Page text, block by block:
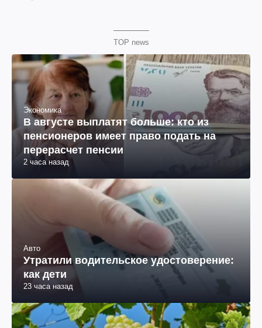
TOP news
Экономика
В августе выплатят больше: кто из
пенсионеров имеет право подать на
перерасчет пенсии
2 часа назад
Авто
Утратили водительское удостоверение:
как дети
23 часа назад